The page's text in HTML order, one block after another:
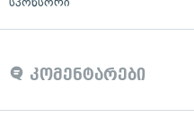
კომენტარები